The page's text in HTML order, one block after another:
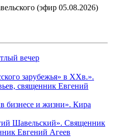
(эфир 05.08.2026)
вечер
зарубежья» в ХХв.».
священник Евгений
бизнесе и жизни». Кира
Шавельский». Священник
Евгений Агеев